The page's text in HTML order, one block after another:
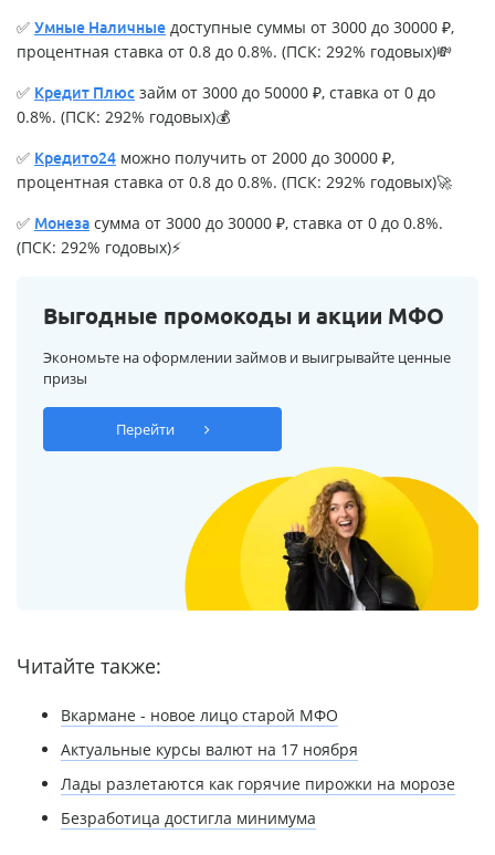
✅ Умные Наличные доступные суммы от 3000 до 30000 ₽,
процентная ставка от 0.8 до 0.8%. (ПСК: 292% годовых)💸
✅ Кредит Плюс займ от 3000 до 50000 ₽, ставка от 0 до
0.8%. (ПСК: 292% годовых)💰
✅ Кредито24 можно получить от 2000 до 30000 ₽,
процентная ставка от 0.8 до 0.8%. (ПСК: 292% годовых)🚀
✅ Монеза сумма от 3000 до 30000 ₽, ставка от 0 до 0.8%.
(ПСК: 292% годовых)⚡
Выгодные промокоды и акции МФО
Экономьте на оформлении займов и выигрывайте ценные
призы
Перейти
Читайте также:
Вкармане - новое лицо старой МФО
Актуальные курсы валют на 17 ноября
Лады разлетаются как горячие пирожки на морозе
Безработица достигла минимума